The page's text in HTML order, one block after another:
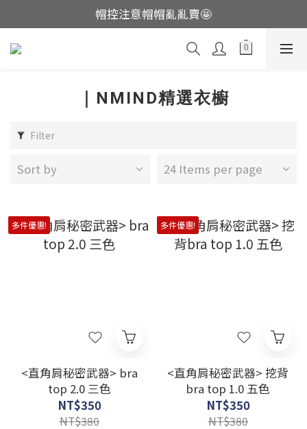
這裡現貨不用等👟
帽控注意帽帽亂亂賣🤩
這裡現貨不用等👟
｜NMIND精選衣櫥
Filter
Sort by 24 Items per page
多件優惠!
<直角肩秘密武器> bra
top 2.0 三色
NT$350
NT$380
多件優惠!
<直角肩秘密武器> 挖背
bra top 1.0 五色
NT$350
NT$380